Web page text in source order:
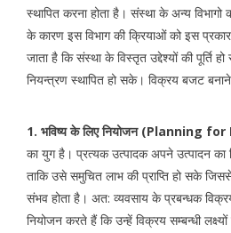
स्थापित करना होता है। संस्था के अन्य विभागो
के कारण इस विभाग की क्रियाओं को इस
जाता है कि संस्था के विस्तृत उद्देश्यों की पूर्ति
नियन्त्रण स्थापित हो सके। विक्रय बजट
1. भविष्य के लिए नियोजन (Planning
का युग है। प्रत्यक उत्पादक अपने उत्पादन का
ताकि उसे समुचित लाभ की प्राप्ति हो सके
संभव होता है। अत: व्यवसाय के प्रबन्धक
नियोजन करते हैं कि उन्हें विक्रय सम्बन्धी